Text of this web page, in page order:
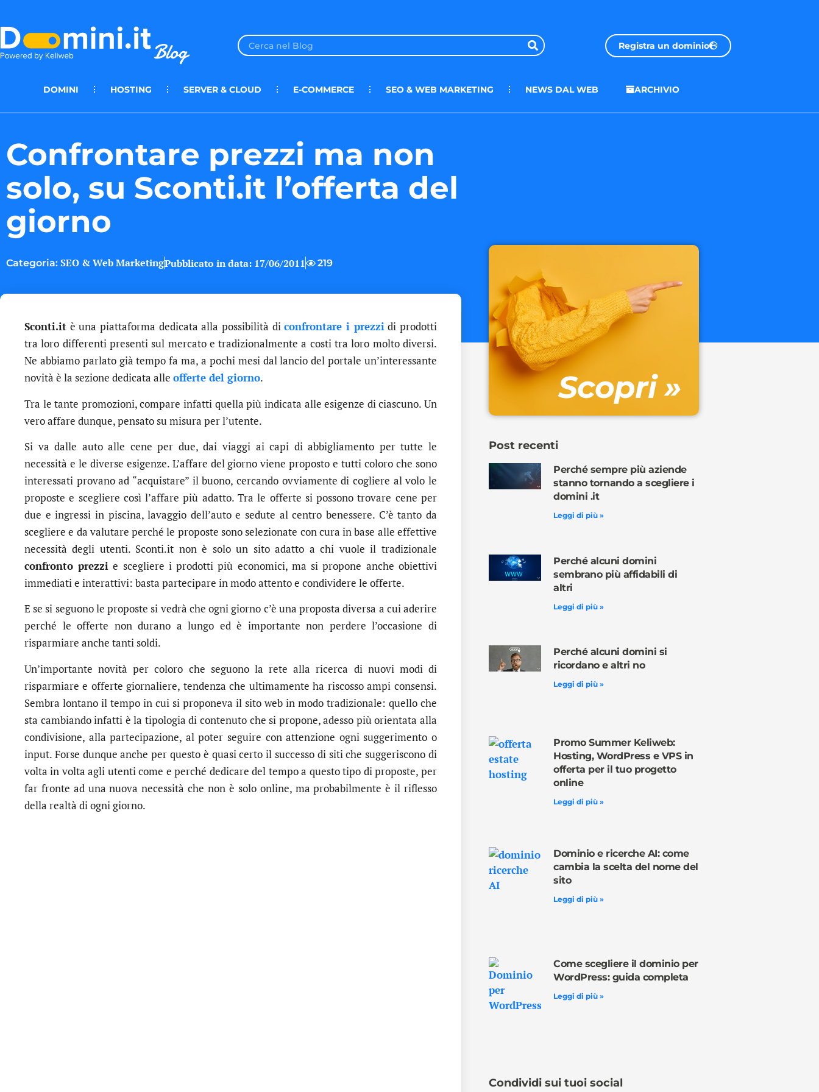
Registra un dominio
DOMINI HOSTING SERVER & CLOUD E-COMMERCE SEO & WEB MARKETING NEWS DAL WEB ARCHIVIO
Confrontare prezzi ma non
solo, su Sconti.it l’offerta del
giorno
Categoria: SEO & Web MarketingPubblicato in data: 17/06/2011 219
Sconti.it è una piattaforma dedicata alla possibilità diconfrontare i prezzidi prodotti
tra loro differenti presenti sul mercato e tradizionalmente a costi tra loro molto diversi.
Ne abbiamo parlato già tempo fa ma, a pochi mesi dal lancio del portale un’interessante
novità è la sezione dedicata alle offerte del giorno.
Tra le tante promozioni, compare infatti quella più indicata alle esigenze di ciascuno. Un
vero affare dunque, pensato su misura per l’utente.
Si va dalle auto alle cene per due, dai viaggi ai capi di abbigliamento per tutte le
necessità e le diverse esigenze. L’affare del giorno viene proposto e tutti coloro che sono
interessati provano ad “acquistare” il buono, cercando ovviamente di cogliere al volo le
proposte e scegliere così l’affare più adatto. Tra le offerte si possono trovare cene per
due e ingressi in piscina, lavaggio dell’auto e sedute al centro benessere. C’è tanto da
scegliere e da valutare perché le proposte sono selezionate con cura in base alle effettive
necessità degli utenti. Sconti.it non è solo un sito adatto a chi vuole il tradizionale
confronto prezzi e scegliere i prodotti più economici, ma si propone anche obiettivi
immediati e interattivi: basta partecipare in modo attento e condividere le offerte.
E se si seguono le proposte si vedrà che ogni giorno c’è una proposta diversa a cui aderire
perché le offerte non durano a lungo ed è importante non perdere l’occasione di
risparmiare anche tanti soldi.
Un’importante novità per coloro che seguono la rete alla ricerca di nuovi modi di
risparmiare e offerte giornaliere, tendenza che ultimamente ha riscosso ampi consensi.
Sembra lontano il tempo in cui si proponeva il sito web in modo tradizionale: quello che
sta cambiando infatti è la tipologia di contenuto che si propone, adesso più orientata alla
condivisione, alla partecipazione, al poter seguire con attenzione ogni suggerimento o
input. Forse dunque anche per questo è quasi certo il successo di siti che suggeriscono di
volta in volta agli utenti come e perché dedicare del tempo a questo tipo di proposte, per
far fronte ad una nuova necessità che non è solo online, ma probabilmente è il riflesso
della realtà di ogni giorno.
Scopri »
Post recenti
Perché sempre più aziende
stanno tornando a scegliere i
domini .it
Leggi di più »
Perché alcuni domini
sembrano più affidabili di
altri
Leggi di più »
Perché alcuni domini si
ricordano e altri no
Leggi di più »
Promo Summer Keliweb:
Hosting, WordPress e VPS in
offerta per il tuo progetto
online
Leggi di più »
Dominio e ricerche AI: come
cambia la scelta del nome del
sito
Leggi di più »
Come scegliere il dominio per
WordPress: guida completa
Leggi di più »
Condividi sui tuoi social